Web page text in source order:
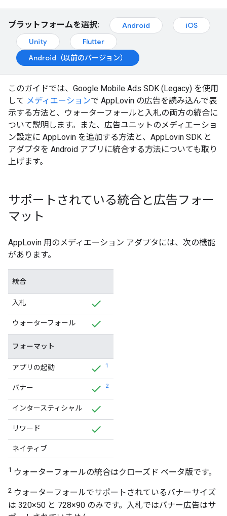
プラットフォームを選択: Android
iOS
Unity
Flutter
Android（以前のバージョン）
このガイドでは、 Google Mobile Ads SDK (Legacy) を使用
して メディエーションで AppLovin の広告を読み込んで表
示する方法と、ウォーターフォールと入札の両方の統合に
ついて説明します。また、広告ユニットのメディエーショ
ン設定に AppLovin を追加する方法と、AppLovin SDK と
アダプタを Android アプリに統合する方法についても取り
上げます。
サポートされている統合と広告フォー
マット
AppLovin 用のメディエーション アダプタには、次の機能
があります。
統合
入札
ウォーターフォール
フォーマット
アプリの起動 1
バナー 2
インタースティシャル
リワード
ネイティブ
1 ウォーターフォールの統合はクローズド ベータ版です。
2 ウォーターフォールでサポートされているバナーサイズ
は 320×50 と 728×90 のみです。入札ではバナー広告はサ